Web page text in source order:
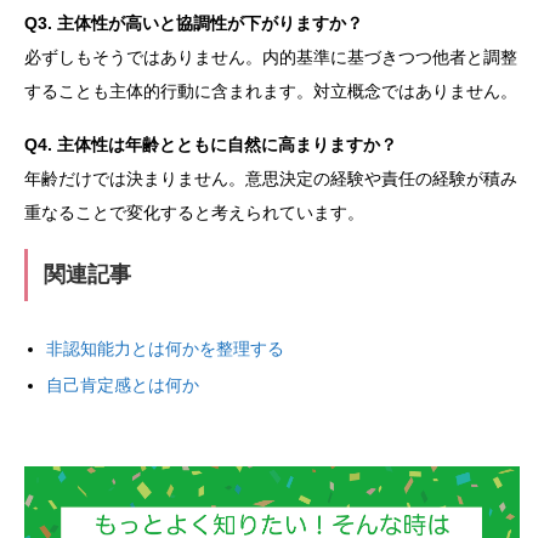
Q3. 主体性が高いと協調性が下がりますか？
必ずしもそうではありません。内的基準に基づきつつ他者と調整
することも主体的行動に含まれます。対立概念ではありません。
Q4. 主体性は年齢とともに自然に高まりますか？
年齢だけでは決まりません。意思決定の経験や責任の経験が積み
重なることで変化すると考えられています。
関連記事
非認知能力とは何かを整理する
自己肯定感とは何か